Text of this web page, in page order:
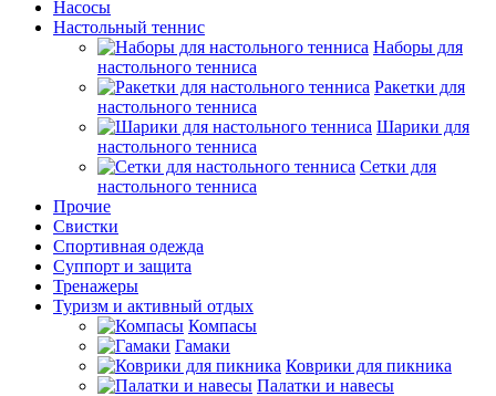
Насосы
Настольный теннис
Наборы для
настольного тенниса
Ракетки для
настольного тенниса
Шарики для
настольного тенниса
Сетки для
настольного тенниса
Прочие
Свистки
Спортивная одежда
Суппорт и защита
Тренажеры
Туризм и активный отдых
Компасы
Гамаки
Коврики для пикника
Палатки и навесы